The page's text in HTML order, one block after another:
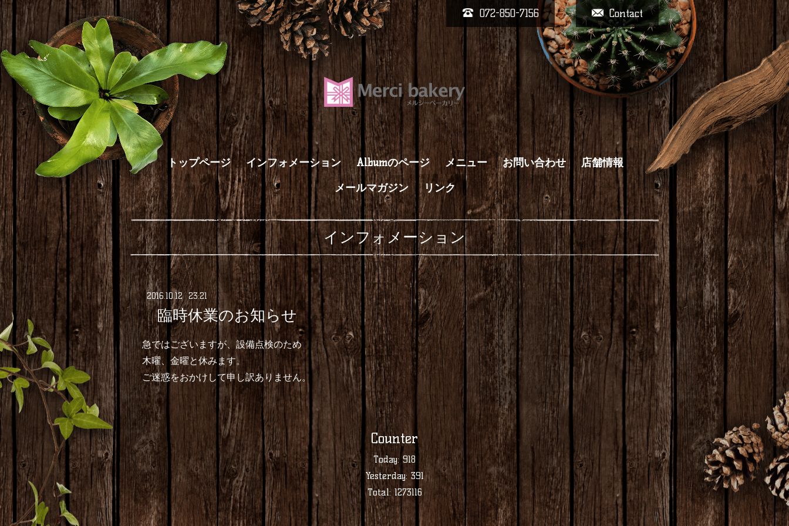
Contact
072-850-7156
トップページ インフォメーション Albumのページ メニュー お問い合わせ
店舗情報
メールマガジン
リンク
インフォメーション
2016.10.12 23:21
臨時休業のお知らせ
急ではございますが、設備点検のため
木曜、金曜と休みます。
ご迷惑をおかけして申し訳ありません。
Counter
Today:918
Yesterday:391
Total:1273116